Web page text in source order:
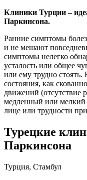
Клиники Турции –
Паркинсона.
Ранние симптомы
и не мешают
симптомы нелегко
усталость или общее
или ему трудно
состояния, как
движений (отсутствие
медленный или мелкий
лице или трудности
Турецкие
Паркинсона
Турция, Стамбул